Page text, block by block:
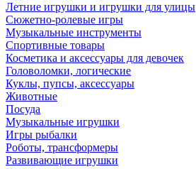
Летние игрушки и игрушки для улицы
Сюжетно-ролевые игры
Музыкальные инструменты
Спортивные товары
Косметика и аксессуары для девочек
Головоломки, логические
Куклы, пупсы, аксессуары
Животные
Посуда
Музыкальные игрушки
Игры рыбалки
Роботы, трансформеры
Развивающие игрушки